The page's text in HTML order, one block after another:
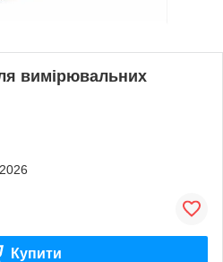
вимірювальних
Купити